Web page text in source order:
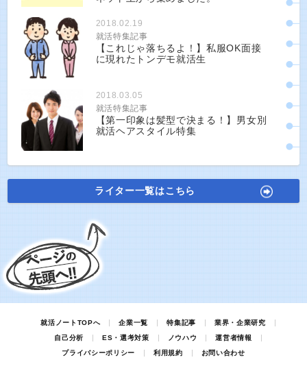
2018.02.19
就活特集記事
【これじゃ落ちるよ！】私服OK面接
に現れたトンデモ就活生
2018.03.05
就活特集記事
【第一印象は髪型で決まる！】男女別
就活ヘアスタイル特集
ライター一覧はこちら
就活ノートTOPへ 企業一覧 特集記事
業界・企業研究
自己分析
ES・選考対策 ノウハウ
運営者情報
プライバシーポリシー
利用規約 お問い合わせ